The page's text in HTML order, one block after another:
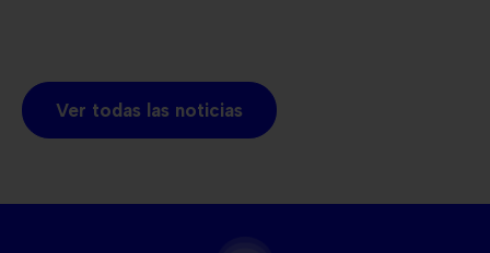
Ver todas las noticias